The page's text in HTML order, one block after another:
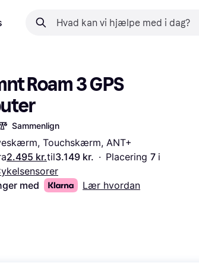
Roam 3 GPS
Sammenlign
Touchskærm, ANT+
2.495 kr.til3.149 kr. · Placering 7 i
med
Lær hvordan